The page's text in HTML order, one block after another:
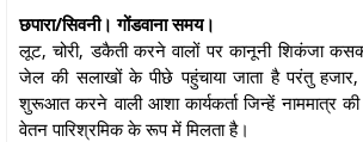
छपारा/सिवनी। गोंडवाना समय।
लूट, चोरी, डकैती करने वालों पर कानूनी शिकंजा
जेल की सलाखों के पीछे पहुंचाया जाता है परंतु
शुरूआत करने वाली आशा कार्यकर्ता जिन्हें नाममात्र
वेतन पारिश्रमिक के रूप में मिलता है।